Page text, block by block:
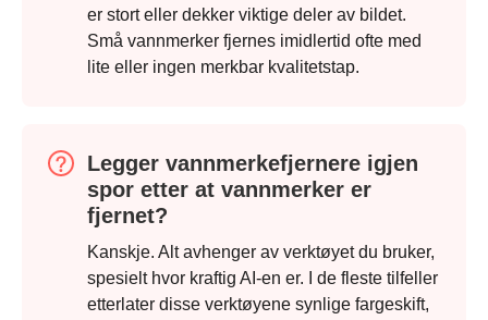
er stort eller dekker viktige deler av bildet.
Små vannmerker fjernes imidlertid ofte med
lite eller ingen merkbar kvalitetstap.
Legger vannmerkefjernere igjen
spor etter at vannmerker er
fjernet?
Kanskje. Alt avhenger av verktøyet du bruker,
spesielt hvor kraftig AI-en er. I de fleste tilfeller
etterlater disse verktøyene synlige fargeskift,